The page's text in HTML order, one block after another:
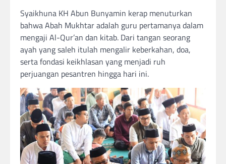
Syaikhuna KH Abun Bunyamin kerap menuturkan
bahwa Abah Mukhtar adalah guru pertamanya dalam
mengaji Al-Qur’an dan kitab. Dari tangan seorang
ayah yang saleh itulah mengalir keberkahan, doa,
serta fondasi keikhlasan yang menjadi ruh
perjuangan pesantren hingga hari ini.